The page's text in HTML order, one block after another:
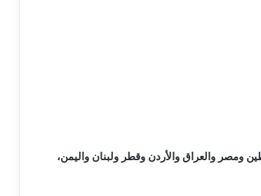
المكرمة وفلسطين ومصر والعراق والأردن وقطر ولبنان واليمن،